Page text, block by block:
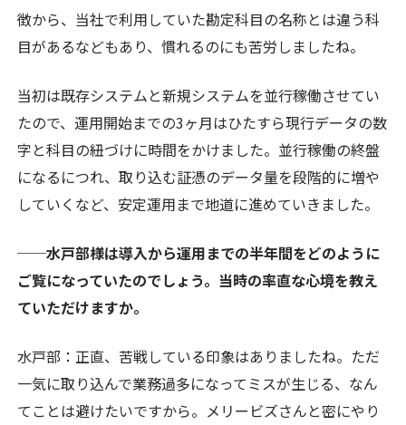
徴から、当社で利用していた勘定科目の名称とは違う科
目があるなどもあり、慣れるのにも苦労しましたね。
当初は既存システムと新規システムを並行稼働させてい
たので、運用開始までの3ヶ月はひたすら現行データの数
字と科目の紐づけに時間をかけました。並行稼働の終盤
になるにつれ、取り込む証憑のデータ量を段階的に増や
していくなど、安定運用まで地道に進めていきました。
──水戸部様は導入から運用までの半年間をどのように
ご覧になっていたのでしょう。当時の率直な心境を教え
ていただけますか。
水戸部：正直、苦戦している印象はありましたね。ただ
一気に取り込んで業務過多になってミスが生じる、なん
てことは避けたいですから。メリービズさんと密にやり